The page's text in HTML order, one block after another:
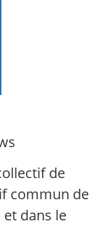
de
commun de
dans le